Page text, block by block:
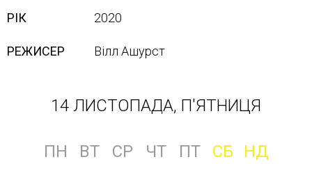
РІК 2020
РЕЖИСЕР Вілл Ашурст
14 ЛИСТОПАДА, П'ЯТНИЦЯ
ПН ВТ СР ЧТ ПТ СБ
НД